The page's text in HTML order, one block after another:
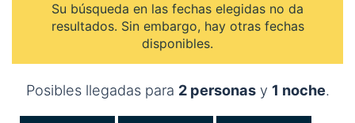
Su búsqueda en las fechas elegidas no da
resultados. Sin embargo, hay otras fechas
disponibles.
Posibles llegadas para 2 personasy 1 noche.